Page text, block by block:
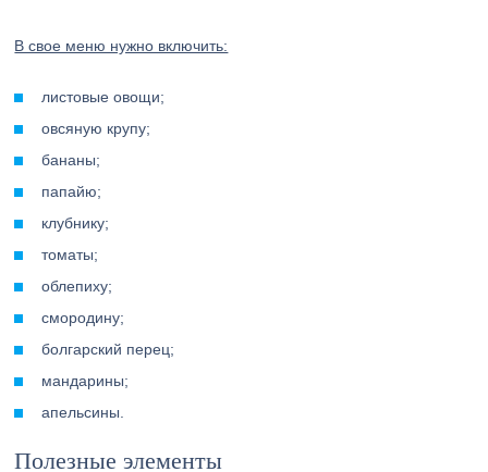
В свое меню нужно включить:
листовые овощи;
овсяную крупу;
бананы;
папайю;
клубнику;
томаты;
облепиху;
смородину;
болгарский перец;
мандарины;
апельсины.
Полезные элементы